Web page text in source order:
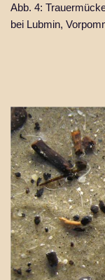
Abb. 4:
bei Lubmin,